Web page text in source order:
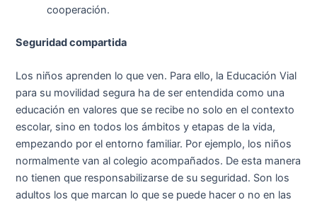
cooperación.
Seguridad compartida
Los niños aprenden lo que ven. Para ello, la Educación Vial
para su movilidad segura ha de ser entendida como una
educación en valores que se recibe no solo en el contexto
escolar, sino en todos los ámbitos y etapas de la vida,
empezando por el entorno familiar. Por ejemplo, los niños
normalmente van al colegio acompañados. De esta manera
no tienen que responsabilizarse de su seguridad. Son los
adultos los que marcan lo que se puede hacer o no en las